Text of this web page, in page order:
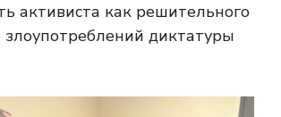
активиста как решительного
диктатуры